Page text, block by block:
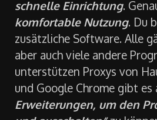
schnelle Einrichtung.
komfortable Nutzung. Du
zusätzliche Software. Alle
aber auch viele andere
unterstützen Proxys von
und Google Chrome gibt es
Erweiterungen, um den